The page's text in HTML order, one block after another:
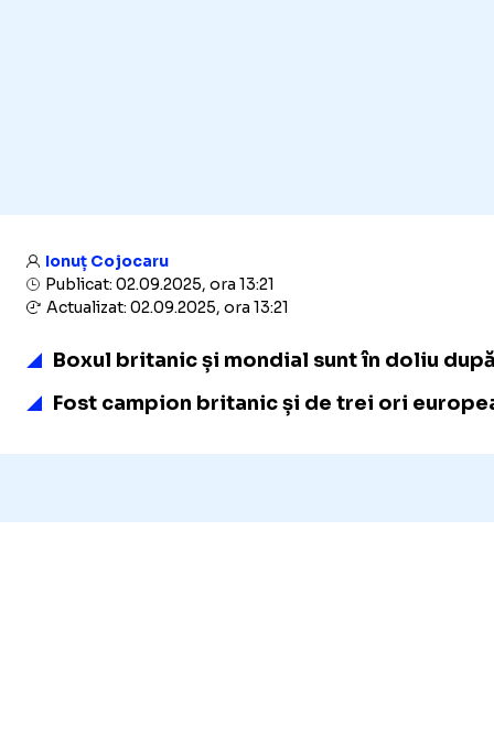
Ionuț Cojocaru
Publicat: 02.09.2025, ora 13:21
Actualizat: 02.09.2025, ora 13:21
Boxul britanic și mondial sunt în doliu
Fost campion britanic și de trei ori